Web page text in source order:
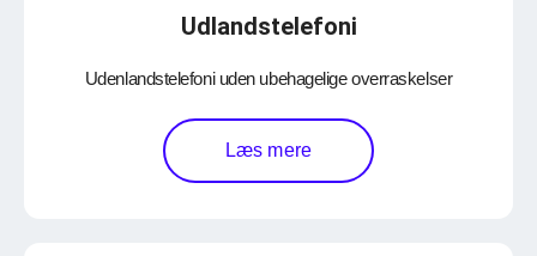
Udlandstelefoni
Udenlandstelefoni uden ubehagelige overraskelser
Læs mere